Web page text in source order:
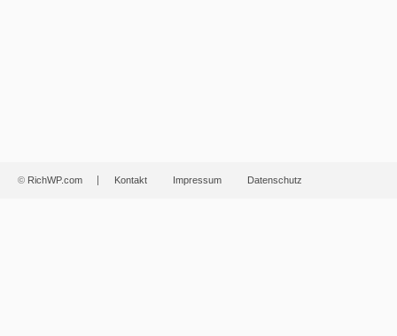
© RichWP.com Kontakt Impressum Datenschutz